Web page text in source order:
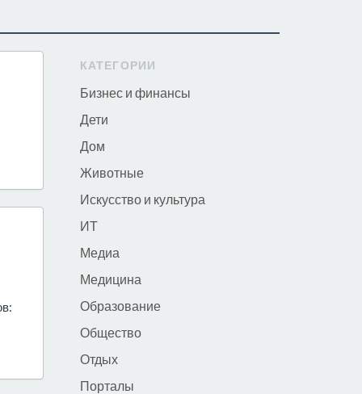
КАТЕГОРИИ
Бизнес и финансы
Дети
Дом
Животные
Искусство и культура
ИТ
Медиа
Медицина
Образование
Общество
Отдых
Порталы